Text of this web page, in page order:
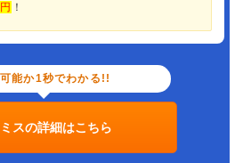
！
能か1秒でわかる!!
スの詳細はこちら